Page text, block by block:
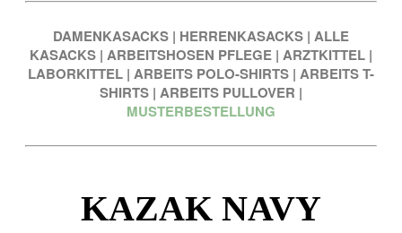
DAMENKASACKS | HERRENKASACKS | ALLE
KASACKS | ARBEITSHOSEN PFLEGE | ARZTKITTEL |
LABORKITTEL | ARBEITS POLO-SHIRTS | ARBEITS T-
SHIRTS | ARBEITS PULLOVER |
MUSTERBESTELLUNG
KAZAK NAVY